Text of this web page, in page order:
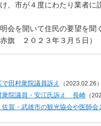
、市が４度にわたり業者に
会を開いて住民の要望を聞
旗 ２０２３年３月５日）
田村衆院議員訴え （2023.02.26）
院議員・安江氏訴え 長崎（
・武雄市の観光協会や医師会